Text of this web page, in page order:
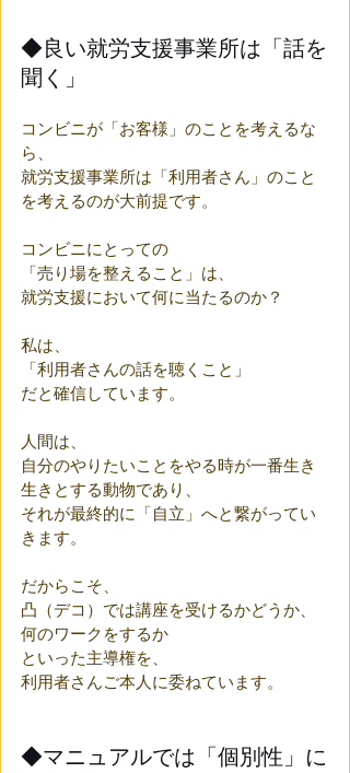
◆良い就労支援事業所は「話を
聞く」
コンビニが「お客様」のことを考えるな
ら、
就労支援事業所は「利用者さん」のこと
を考えるのが大前提です。
コンビニにとっての
「売り場を整えること」は、
就労支援において何に当たるのか？
私は、
「利用者さんの話を聴くこと」
だと確信しています。
人間は、
自分のやりたいことをやる時が一番生き
生きとする動物であり、
それが最終的に「自立」へと繋がってい
きます。
だからこそ、
凸（デコ）では講座を受けるかどうか、
何のワークをするか
といった主導権を、
利用者さんご本人に委ねています。
◆マニュアルでは「個別性」に